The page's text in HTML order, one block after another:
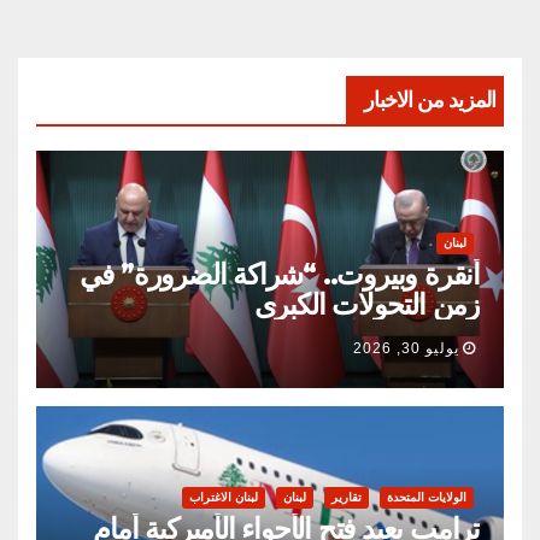
المزيد من الاخبار
لبنان
أنقرة وبيروت.. “شراكة الضرورة” في
زمن التحولات الكبرى
يوليو 30, 2026
الولايات المتحدة تقارير لبنان لبنان الاغتراب
ترامب يعيد فتح الأجواء الأميركية أمام